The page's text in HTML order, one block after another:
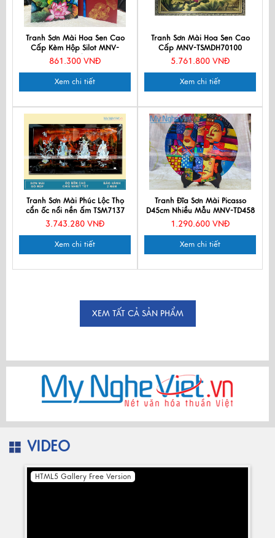
Tranh Sơn Mài Hoa Sen Cao
Cấp Kèm Hộp Silot MNV-
TBL34/17
861.300 VNĐ
Xem chi tiết
Tranh Sơn Mài Hoa Sen Cao
Cấp MNV-TSMDH70100
5.761.800 VNĐ
Xem chi tiết
Tranh Sơn Mài Phúc Lộc Thọ
cẩn ốc nổi nền ấm TSM7137
3.743.280 VNĐ
Xem chi tiết
Tranh Đĩa Sơn Mài Picasso
D45cm Nhiều Mẫu MNV-TD458
1.290.600 VNĐ
Xem chi tiết
XEM TẤT CẢ SẢN PHẨM
VIDEO
HTML5 Gallery Free Version